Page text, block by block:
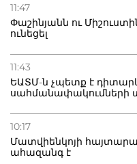
11:47
Փաշինյանն ու
ունեցել
11:43
ԵԱՏՄ-ն չպետք է
սահմանափակումների
10:17
Մատվիենկոյի
ահազանգ է